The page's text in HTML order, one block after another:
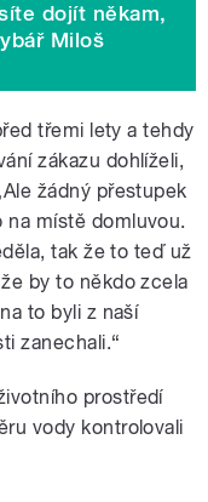
dojít někam,
Miloš
třemi lety a tehdy
zákazu dohlíželi,
žádný přestupek
na místě domluvou.
tak že to teď už
by to někdo zcela
to byli z naší
zanechali.“
prostředí
vody kontrolovali